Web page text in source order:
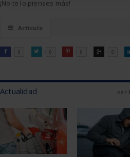
¡No te lo pienses más!
☰ Artículo

FACEBOOK
0 
TWITTER0 
PINTEREST
0 
GOOGLE0
Actualidad ver